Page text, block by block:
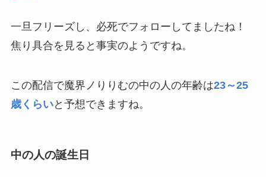
一旦フリーズし、必死でフォローしてましたね！
焦り具合を見ると事実のようですね。
この配信で魔界ノりりむの中の人の年齢は23～25
歳くらいと予想できますね。
中の人の誕生日